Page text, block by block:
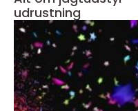
udrustning